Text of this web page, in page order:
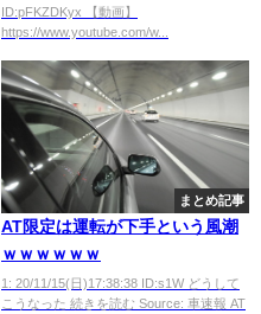
wwwwwww
ID:pFKZDKyx 【動画】
https://www.youtube.com/w...
まとめ記事
AT限定は運転が下手という風潮
ｗｗｗｗｗｗ
1: 20/11/15(日)17:38:38 ID:s1W どうして
こうなった 続きを読む Source: 車速報 AT